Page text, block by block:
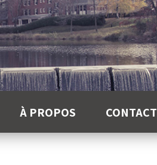
À PROPOS CONTACT